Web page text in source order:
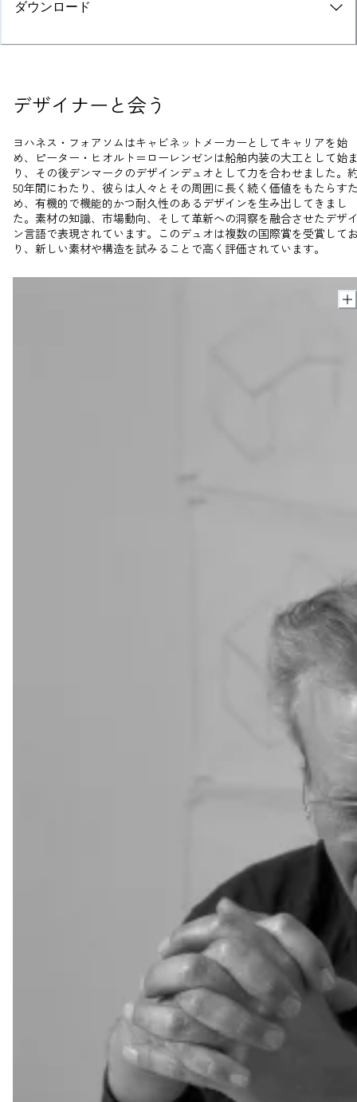
ダウンロード
デザイナーと会う
ヨハネス・フォアソムはキャビネットメーカーとしてキャリアを始
め、ピーター・ヒオルト＝ローレンゼンは船舶内装の大工として始
り、その後デンマークのデザインデュオとして力を合わせました。
50年間にわたり、彼らは人々とその周囲に長く続く価値をもたらす
め、有機的で機能的かつ耐久性のあるデザインを生み出してきまし
た。素材の知識、市場動向、そして革新への洞察を融合させたデザ
ン言語で表現されています。このデュオは複数の国際賞を受賞して
り、新しい素材や構造を試みることで高く評価されています。